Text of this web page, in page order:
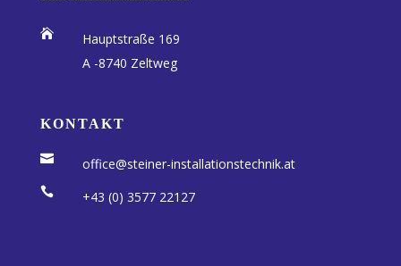

Hauptstraße 169
A -8740 Zeltweg
KONTAKT
 office@steiner-installationstechnik.at
 +43 (0) 3577 22127